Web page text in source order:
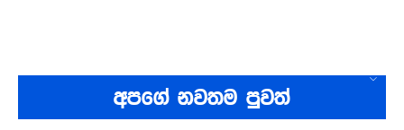
අපගේ නවතම පුවත්